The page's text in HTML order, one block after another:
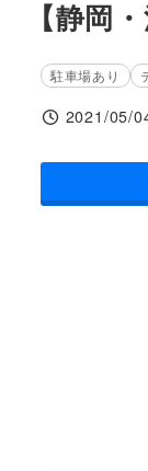
【静岡
駐車場あり
投稿日
2021/05/